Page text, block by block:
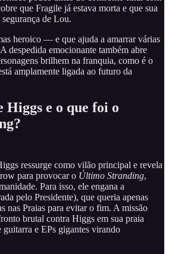
que Fragile já estava morta e que sua
de Lou.
heroico — e que ajuda a amarrar várias
despedida emocionante também abre
brilhem na franquia, como é o
amplamente ligada ao futuro da
Higgs e o que foi o
ressurge como vilão principal e revela
para provocar o Último Stranding,
Para isso, ele engana a
pelo Presidente), que queria apenas
nas Praias para evitar o fim. A missão
brutal contra Higgs em sua praia
guitarra e EPs gigantes virando